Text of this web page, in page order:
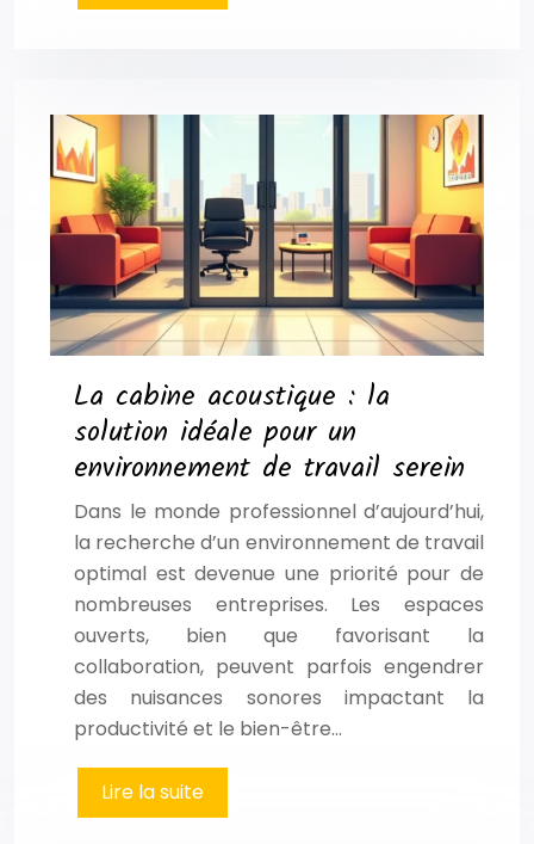
La cabine acoustique : la
solution idéale pour un
environnement de travail serein
Dans le monde professionnel d’aujourd’hui,
la recherche d’un environnement de travail
optimal est devenue une priorité pour de
nombreuses entreprises. Les espaces
ouverts, bien que favorisant la
collaboration, peuvent parfois engendrer
des nuisances sonores impactant la
productivité et le bien-être…
Lire la suite